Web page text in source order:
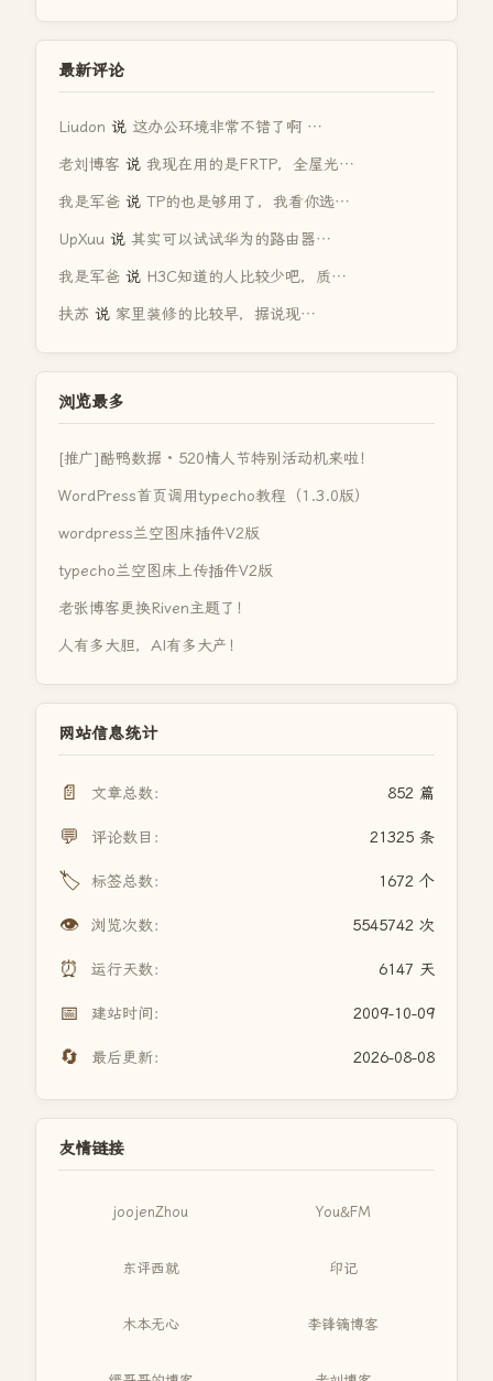
最新评论
Liudon 说 这办公环境非常不错了啊 …
老刘博客 说 我现在用的是FRTP，全屋光…
我是军爸 说 TP的也是够用了，我看你选…
UpXuu 说 其实可以试试华为的路由器…
我是军爸 说 H3C知道的人比较少吧，质…
扶苏 说 家里装修的比较早，据说现…
浏览最多
[推广]酷鸭数据 · 520情人节特别活动机来啦！
WordPress首页调用typecho教程（1.3.0版）
wordpress兰空图床插件V2版
typecho兰空图床上传插件V2版
老张博客更换Riven主题了！
人有多大胆，AI有多大产！
网站信息统计
📄 文章总数： 852 篇
💬 评论数目： 21325 条
🏷️ 标签总数： 1672 个
👁️ 浏览次数： 5545742 次
⏰ 运行天数： 6147 天
📅 建站时间： 2009-10-09
🔄 最后更新： 2026-08-08
友情链接
joojenZhou You&FM
东评西就 印记
木本无心 李锋镝博客